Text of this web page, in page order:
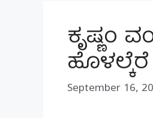
ಕೃಷ್ಣಂ
ಹೊಳಲ್ಕೆರೆ
September 16,